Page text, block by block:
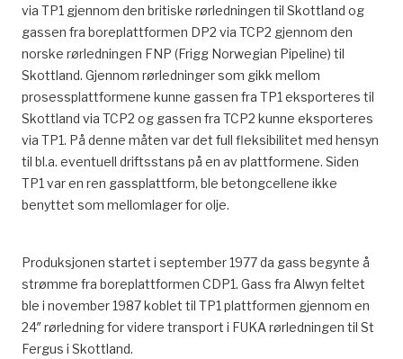
via TP1 gjennom den britiske rørledningen til Skottland og
gassen fra boreplattformen DP2 via TCP2 gjennom den
norske rørledningen FNP (Frigg Norwegian Pipeline) til
Skottland. Gjennom rørledninger som gikk mellom
prosessplattformene kunne gassen fra TP1 eksporteres til
Skottland via TCP2 og gassen fra TCP2 kunne eksporteres
via TP1. På denne måten var det full fleksibilitet med hensyn
til bl.a. eventuell driftsstans på en av plattformene. Siden
TP1 var en ren gassplattform, ble betongcellene ikke
benyttet som mellomlager for olje.
Produksjonen startet i september 1977 da gass begynte å
strømme fra boreplattformen CDP1. Gass fra Alwyn feltet
ble i november 1987 koblet til TP1 plattformen gjennom en
24″ rørledning for videre transport i FUKA rørledningen til St
Fergus i Skottland.